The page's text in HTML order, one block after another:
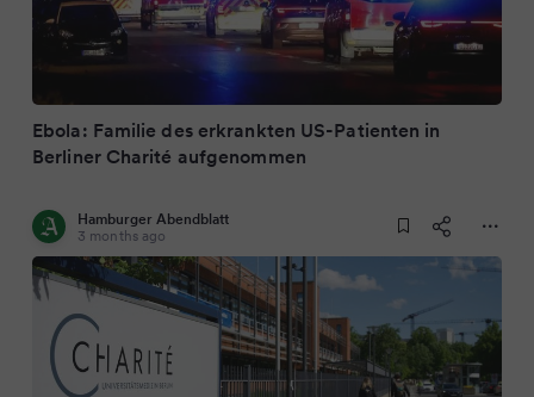
Ebola: Familie des erkrankten US-Patienten in
Berliner Charité aufgenommen
Hamburger Abendblatt
3 months ago